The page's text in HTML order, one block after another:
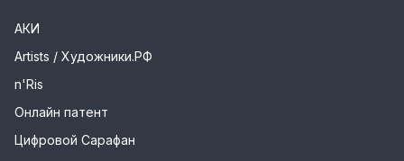
АКИ
Artists / Художники.РФ
n'Ris
Онлайн патент
Цифровой Сарафан